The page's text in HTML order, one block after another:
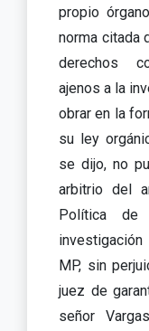
propio
norma citada
derechos
ajenos a la
obrar en la
su ley
se dijo, no
arbitrio del
Política de
MP, sin
juez de
señor